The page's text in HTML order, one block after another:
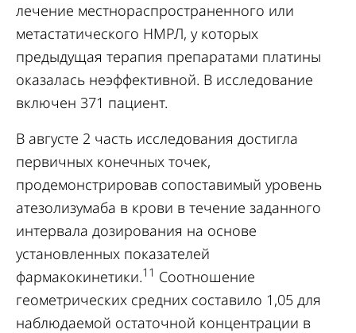
лечение местнораспространенного или
метастатического НМРЛ, у которых
предыдущая терапия препаратами платины
оказалась неэффективной. В исследование
включен 371 пациент.
В августе 2 часть исследования достигла
первичных конечных точек,
продемонстрировав сопоставимый уровень
атезолизумаба в крови в течение заданного
интервала дозирования на основе
установленных показателей
фармакокинетики.11 Соотношение
геометрических средних составило 1,05 для
наблюдаемой остаточной концентрации в